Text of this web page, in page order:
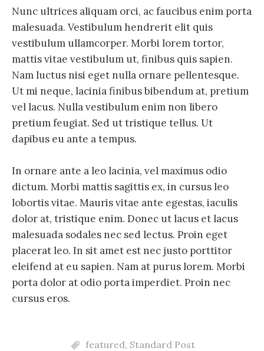
Nunc ultrices aliquam orci, ac faucibus enim porta
malesuada. Vestibulum hendrerit elit quis
vestibulum ullamcorper. Morbi lorem tortor,
mattis vitae vestibulum ut, finibus quis sapien.
Nam luctus nisi eget nulla ornare pellentesque.
Ut mi neque, lacinia finibus bibendum at, pretium
vel lacus. Nulla vestibulum enim non libero
pretium feugiat. Sed ut tristique tellus. Ut
dapibus eu ante a tempus.
In ornare ante a leo lacinia, vel maximus odio
dictum. Morbi mattis sagittis ex, in cursus leo
lobortis vitae. Mauris vitae ante egestas, iaculis
dolor at, tristique enim. Donec ut lacus et lacus
malesuada sodales nec sed lectus. Proin eget
placerat leo. In sit amet est nec justo porttitor
eleifend at eu sapien. Nam at purus lorem. Morbi
porta dolor at odio porta imperdiet. Proin nec
cursus eros.
featured, Standard Post